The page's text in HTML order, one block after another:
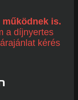
működnek is.
a díjnyertes
kérés